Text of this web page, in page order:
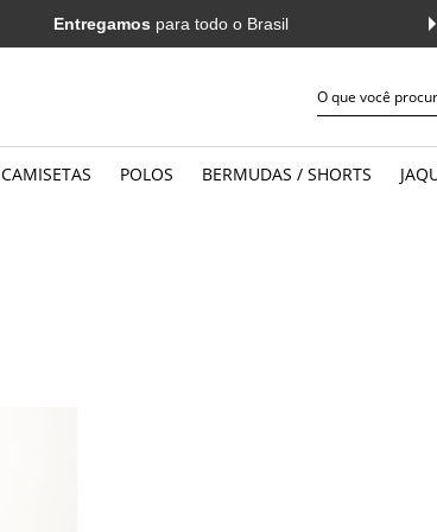
Entregamos para todo o Brasil
CAMISETAS POLOS BERMUDAS / SHORTS